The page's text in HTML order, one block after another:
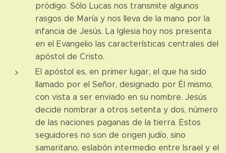
pródigo. Sólo Lucas nos transmite algunos
rasgos de María y nos lleva de la mano por la
infancia de Jesús. La Iglesia hoy nos presenta
en el Evangelio las características centrales del
apóstol de Cristo.
El apóstol es, en primer lugar, el que ha sido
llamado por el Señor, designado por Él mismo,
con vista a ser enviado en su nombre. Jesús
decide nombrar a otros setenta y dos, número
de las naciones paganas de la tierra. Estos
seguidores no son de origen judío, sino
samaritano, eslabón intermedio entre Israel y el